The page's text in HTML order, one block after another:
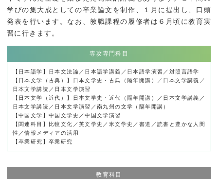
学びの集大成としての卒業論文を制作、１月に提出し、口頭
発表を行います。なお、教職課程の履修者は６月頃に教育実
習に行きます。
専攻専門科目
【日本語学】日本文法論／日本語学講義／日本語学演習／対照言語学
【日本文学（古典）】日本文学史・古典（隔年開講）／日本文学講義／
日本文学講読／日本文学演習
【日本文学（近代）】日本文学史・近代（隔年開講）／日本文学講義／
日本文学講読／日本文学演習／南九州の文学（隔年開講）
【中国文学】中国文学史／中国文学演習
【関連科目】比較文化／英文学史／米文学史／書道／読書と豊かな人間
性／情報メディアの活用
【卒業研究】卒業研究
教育科目